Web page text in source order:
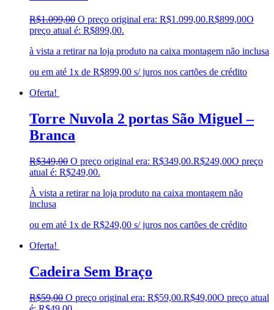
R$1.099,00 O preço original era: R$1.099,00.R$899,00O
preço atual é: R$899,00.
à vista a retirar na loja produto na caixa montagem não inclusa
ou em até 1x de R$899,00 s/ juros nos cartões de crédito
Oferta!
Torre Nuvola 2 portas São Miguel –
Branca
R$349,00 O preço original era: R$349,00.R$249,00O preço
atual é: R$249,00.
À vista a retirar na loja produto na caixa montagem não
inclusa
ou em até 1x de R$249,00 s/ juros nos cartões de crédito
Oferta!
Cadeira Sem Braço
R$59,00 O preço original era: R$59,00.R$49,00O preço atual